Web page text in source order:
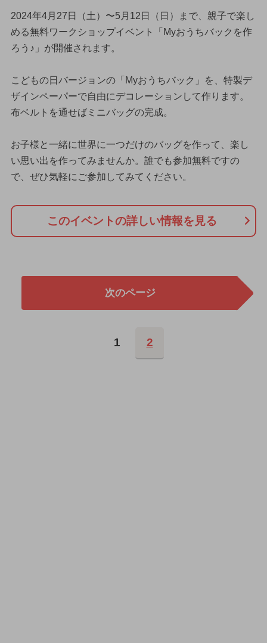
2024年4月27日（土）〜5月12日（日）まで、親子で楽し
める無料ワークショップイベント「Myおうちバックを作
ろう♪」が開催されます。
こどもの日バージョンの「Myおうちバック」を、特製デ
ザインペーパーで自由にデコレーションして作ります。
布ベルトを通せばミニバッグの完成。
お子様と一緒に世界に一つだけのバッグを作って、楽し
い思い出を作ってみませんか。誰でも参加無料ですの
で、ぜひ気軽にご参加してみてください。
このイベントの詳しい情報を見る
次のページ
1 2